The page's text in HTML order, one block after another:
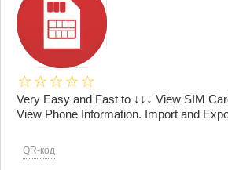
Very Easy and Fast to ↓↓↓ View SIM
View Phone Information. Import and
QR-код